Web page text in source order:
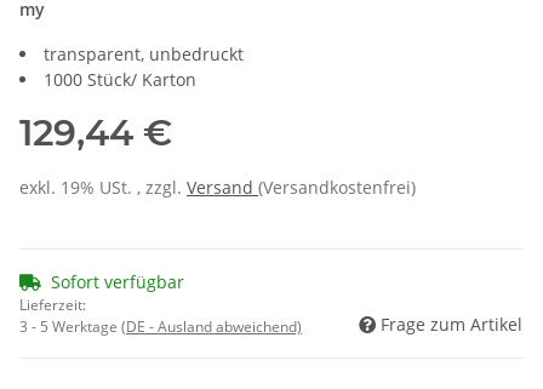
my
transparent, unbedruckt
1000 Stück/ Karton
129,44 €
exkl. 19% USt. , zzgl. Versand (Versandkostenfrei)
Sofort verfügbar
Lieferzeit:
3 - 5 Werktage (DE - Ausland abweichend) Frage zum Artikel